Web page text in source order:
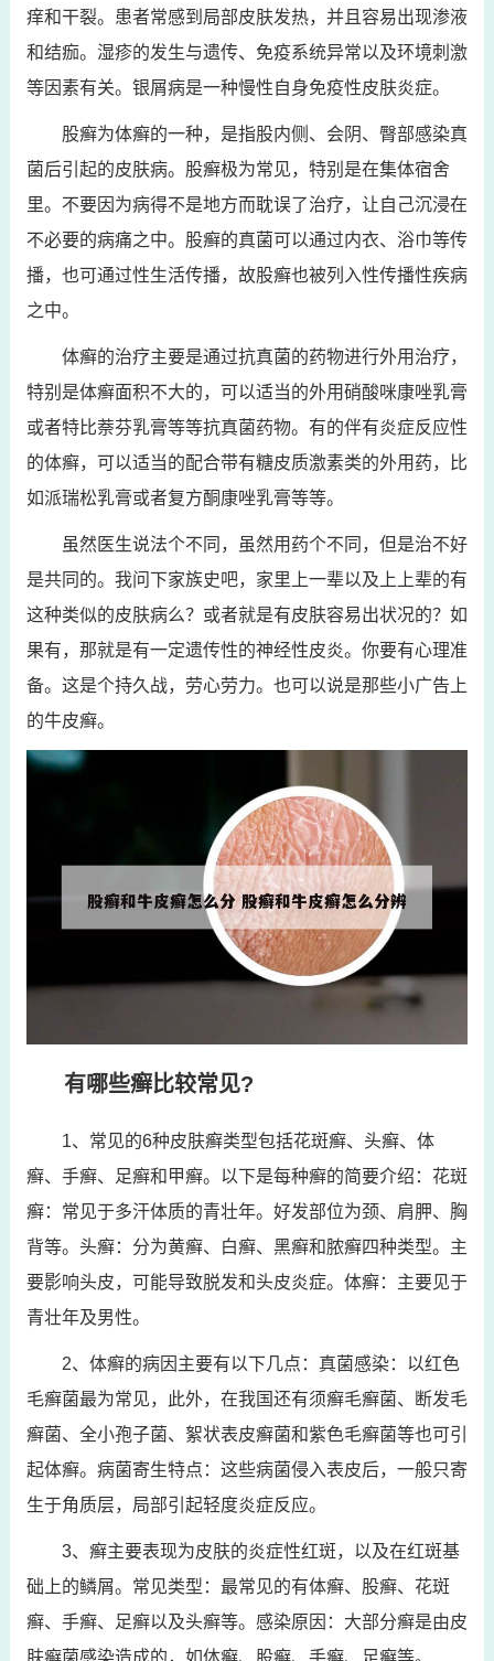
痒和干裂。患者常感到局部皮肤发热，并且容易出现渗液
和结痂。湿疹的发生与遗传、免疫系统异常以及环境刺激
等因素有关。银屑病是一种慢性自身免疫性皮肤炎症。
股癣为体癣的一种，是指股内侧、会阴、臀部感染真
菌后引起的皮肤病。股癣极为常见，特别是在集体宿舍
里。不要因为病得不是地方而耽误了治疗，让自己沉浸在
不必要的病痛之中。股癣的真菌可以通过内衣、浴巾等传
播，也可通过性生活传播，故股癣也被列入性传播性疾病
之中。
体癣的治疗主要是通过抗真菌的药物进行外用治疗，
特别是体癣面积不大的，可以适当的外用硝酸咪康唑乳膏
或者特比萘芬乳膏等等抗真菌药物。有的伴有炎症反应性
的体癣，可以适当的配合带有糖皮质激素类的外用药，比
如派瑞松乳膏或者复方酮康唑乳膏等等。
虽然医生说法个不同，虽然用药个不同，但是治不好
是共同的。我问下家族史吧，家里上一辈以及上上辈的有
这种类似的皮肤病么？或者就是有皮肤容易出状况的？如
果有，那就是有一定遗传性的神经性皮炎。你要有心理准
备。这是个持久战，劳心劳力。也可以说是那些小广告上
的牛皮癣。
有哪些癣比较常见?
1、常见的6种皮肤癣类型包括花斑癣、头癣、体
癣、手癣、足癣和甲癣。以下是每种癣的简要介绍：花斑
癣：常见于多汗体质的青壮年。好发部位为颈、肩胛、胸
背等。头癣：分为黄癣、白癣、黑癣和脓癣四种类型。主
要影响头皮，可能导致脱发和头皮炎症。体癣：主要见于
青壮年及男性。
2、体癣的病因主要有以下几点：真菌感染：以红色
毛癣菌最为常见，此外，在我国还有须癣毛癣菌、断发毛
癣菌、全小孢子菌、絮状表皮癣菌和紫色毛癣菌等也可引
起体癣。病菌寄生特点：这些病菌侵入表皮后，一般只寄
生于角质层，局部引起轻度炎症反应。
3、癣主要表现为皮肤的炎症性红斑，以及在红斑基
础上的鳞屑。常见类型：最常见的有体癣、股癣、花斑
癣、手癣、足癣以及头癣等。感染原因：大部分癣是由皮
肤癣菌感染造成的，如体癣、股癣、手癣、足癣等。